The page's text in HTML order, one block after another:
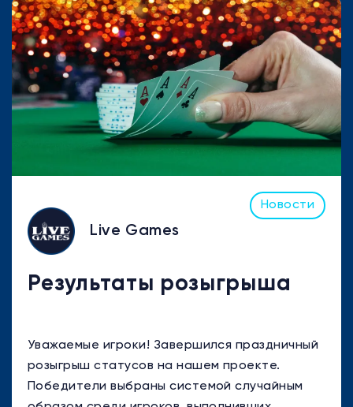
Live Games
Новости
Результаты розыгрыша
Уважаемые игроки! Завершился праздничный
розыгрыш статусов на нашем проекте.
Победители выбраны системой случайным